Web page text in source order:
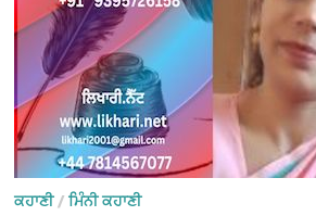
ਕਹਾਣੀ/ਮਿੰਨੀ ਕਹਾਣੀ